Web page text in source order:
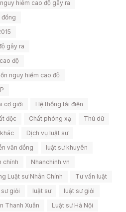
hiểm cao độ gây ra
gây ra
độ
nguy hiểm cao độ
cơ giới
Hệ thống tải điện
độc Chất phóng xạ
Thú dữ
Dịch vụ luật sư
văn đồng
luật sư khuyên
chính
Nhanchinh.vn
Luật sư Nhân Chính
Tư vấn luật
giỏi luật sư
luật sư giỏi
Thanh Xuân
Luật sư Hà Nội